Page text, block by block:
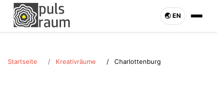
🌏︎ EN
Startseite Kreativräume Charlottenburg